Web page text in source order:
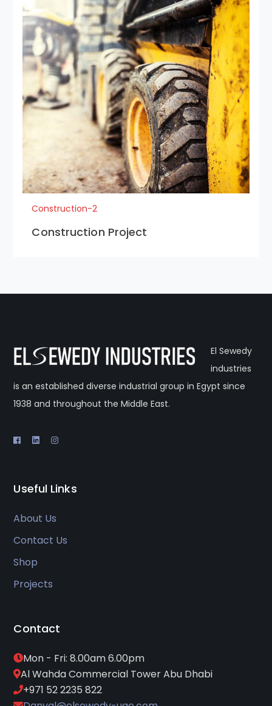
Construction-2
Construction Project
El Sewedy
industries
is an established diverse industrial group in Egypt since
1938 and throughout the Middle East.
Useful Links
About Us
Contact Us
Shop
Projects
Contact
Mon - Fri: 8.00am 6.00pm
Al Wahda Commercial Tower Abu Dhabi
+971 52 2235 822